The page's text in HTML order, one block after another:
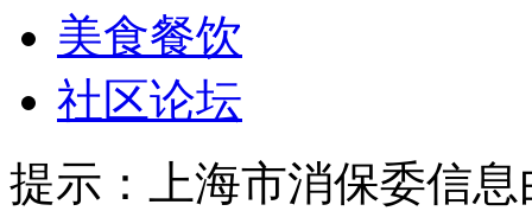
美食餐饮
社区论坛
提示：
上海市消保委信